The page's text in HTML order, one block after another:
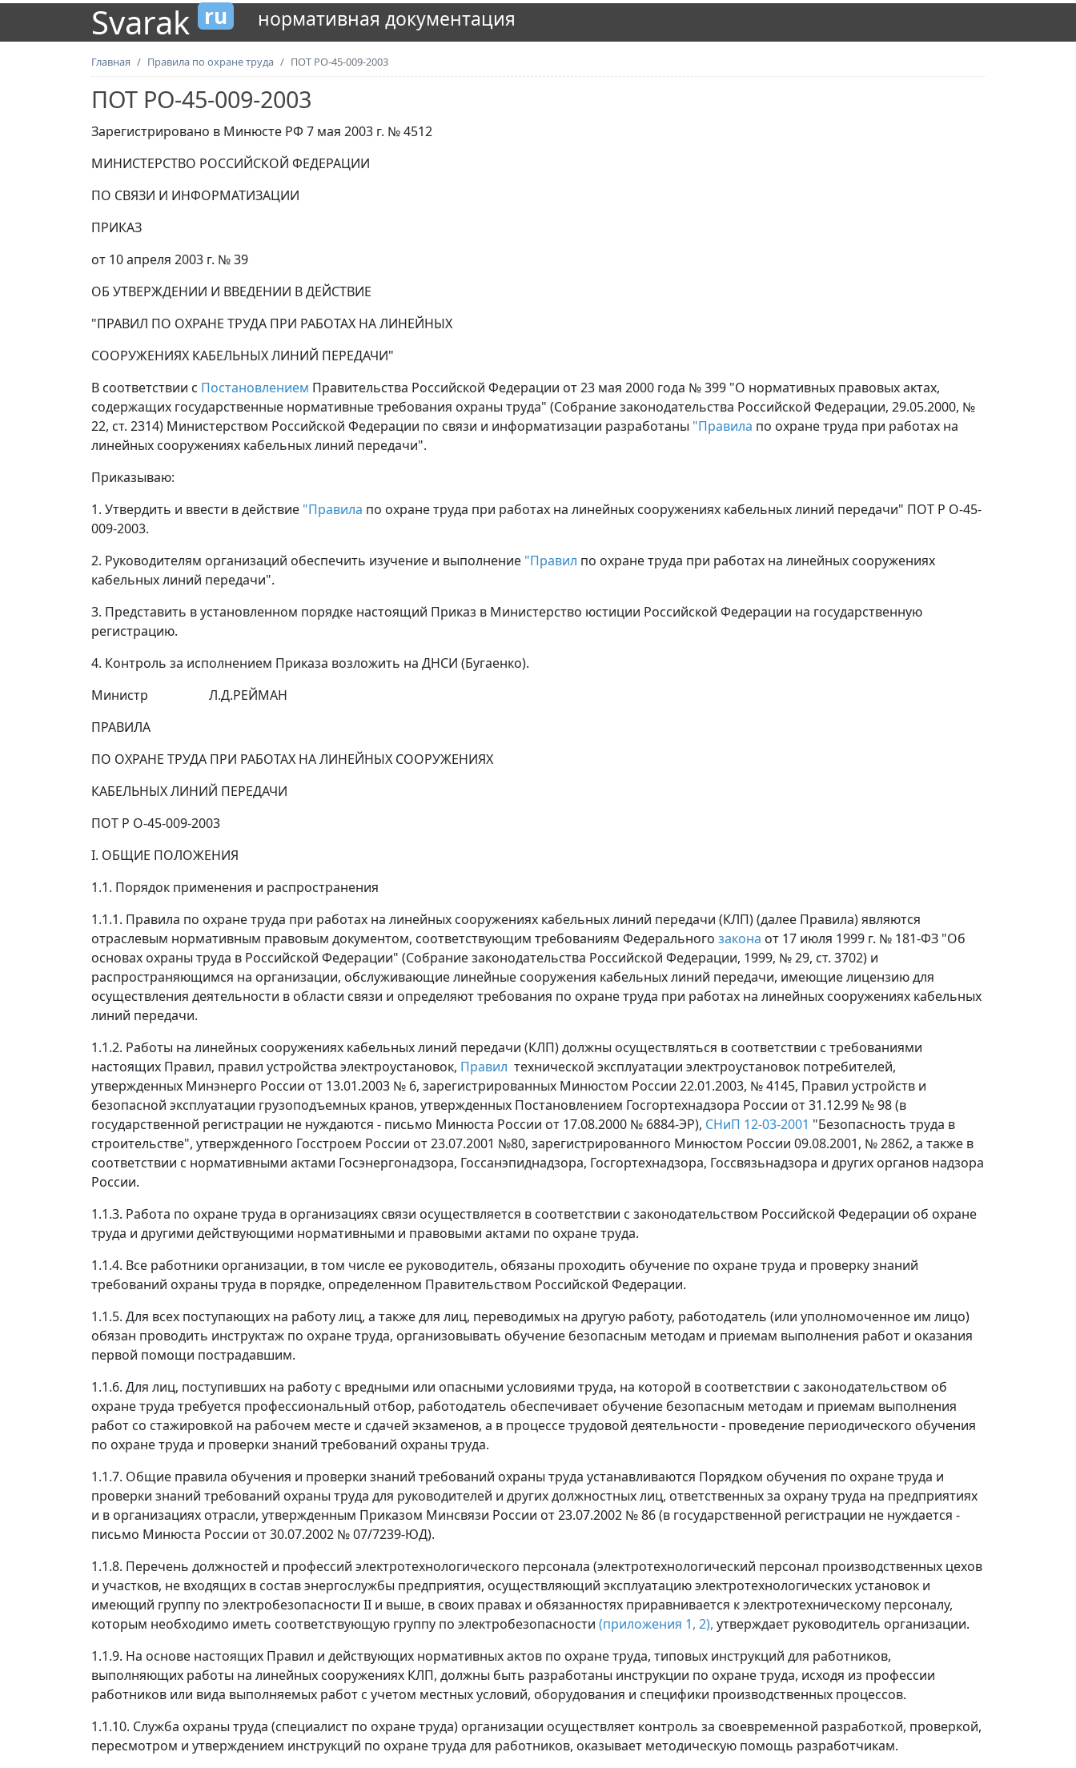
Svarak ru нормативная документация
Главная Правила по охране труда ПОТ РО-45-009-2003
ПОТ РО-45-009-2003
Зарегистрировано в Минюсте РФ 7 мая 2003 г. № 4512
МИНИСТЕРСТВО РОССИЙСКОЙ ФЕДЕРАЦИИ
ПО СВЯЗИ И ИНФОРМАТИЗАЦИИ
ПРИКАЗ
от 10 апреля 2003 г. № 39
ОБ УТВЕРЖДЕНИИ И ВВЕДЕНИИ В ДЕЙСТВИЕ
"ПРАВИЛ ПО ОХРАНЕ ТРУДА ПРИ РАБОТАХ НА ЛИНЕЙНЫХ
СООРУЖЕНИЯХ КАБЕЛЬНЫХ ЛИНИЙ ПЕРЕДАЧИ"
В соответствии с Постановлением Правительства Российской Федерации от 23 мая 2000 года № 399 "О нормативных правовых актах,
содержащих государственные нормативные требования охраны труда" (Собрание законодательства Российской Федерации, 29.05.2000, №
22, ст. 2314) Министерством Российской Федерации по связи и информатизации разработаны "Правила по охране труда при работах на
линейных сооружениях кабельных линий передачи".
Приказываю:
1. Утвердить и ввести в действие "Правила по охране труда при работах на линейных сооружениях кабельных линий передачи" ПОТ Р О-45-
009-2003.
2. Руководителям организаций обеспечить изучение и выполнение "Правил по охране труда при работах на линейных сооружениях
кабельных линий передачи".
3. Представить в установленном порядке настоящий Приказ в Министерство юстиции Российской Федерации на государственную
регистрацию.
4. Контроль за исполнением Приказа возложить на ДНСИ (Бугаенко).
Министр Л.Д.РЕЙМАН
ПРАВИЛА
ПО ОХРАНЕ ТРУДА ПРИ РАБОТАХ НА ЛИНЕЙНЫХ СООРУЖЕНИЯХ
КАБЕЛЬНЫХ ЛИНИЙ ПЕРЕДАЧИ
ПОТ Р О-45-009-2003
I. ОБЩИЕ ПОЛОЖЕНИЯ
1.1. Порядок применения и распространения
1.1.1. Правила по охране труда при работах на линейных сооружениях кабельных линий передачи (КЛП) (далее Правила) являются
отраслевым нормативным правовым документом, соответствующим требованиям Федерального закона от 17 июля 1999 г. № 181-ФЗ "Об
основах охраны труда в Российской Федерации" (Собрание законодательства Российской Федерации, 1999, № 29, ст. 3702) и
распространяющимся на организации, обслуживающие линейные сооружения кабельных линий передачи, имеющие лицензию для
осуществления деятельности в области связи и определяют требования по охране труда при работах на линейных сооружениях кабельных
линий передачи.
1.1.2. Работы на линейных сооружениях кабельных линий передачи (КЛП) должны осуществляться в соответствии с требованиями
настоящих Правил, правил устройства электроустановок, Правил технической эксплуатации электроустановок потребителей,
утвержденных Минэнерго России от 13.01.2003 № 6, зарегистрированных Минюстом России 22.01.2003, № 4145, Правил устройств и
безопасной эксплуатации грузоподъемных кранов, утвержденных Постановлением Госгортехнадзора России от 31.12.99 № 98 (в
государственной регистрации не нуждаются - письмо Минюста России от 17.08.2000 № 6884-ЭР), СНиП 12-03-2001 "Безопасность труда в
строительстве", утвержденного Госстроем России от 23.07.2001 №80, зарегистрированного Минюстом России 09.08.2001, № 2862, а также в
соответствии с нормативными актами Госэнергонадзора, Госсанэпиднадзора, Госгортехнадзора, Госсвязьнадзора и других органов надзора
России.
1.1.3. Работа по охране труда в организациях связи осуществляется в соответствии с законодательством Российской Федерации об охране
труда и другими действующими нормативными и правовыми актами по охране труда.
1.1.4. Все работники организации, в том числе ее руководитель, обязаны проходить обучение по охране труда и проверку знаний
требований охраны труда в порядке, определенном Правительством Российской Федерации.
1.1.5. Для всех поступающих на работу лиц, а также для лиц, переводимых на другую работу, работодатель (или уполномоченное им лицо)
обязан проводить инструктаж по охране труда, организовывать обучение безопасным методам и приемам выполнения работ и оказания
первой помощи пострадавшим.
1.1.6. Для лиц, поступивших на работу с вредными или опасными условиями труда, на которой в соответствии с законодательством об
охране труда требуется профессиональный отбор, работодатель обеспечивает обучение безопасным методам и приемам выполнения
работ со стажировкой на рабочем месте и сдачей экзаменов, а в процессе трудовой деятельности - проведение периодического обучения
по охране труда и проверки знаний требований охраны труда.
1.1.7. Общие правила обучения и проверки знаний требований охраны труда устанавливаются Порядком обучения по охране труда и
проверки знаний требований охраны труда для руководителей и других должностных лиц, ответственных за охрану труда на предприятиях
и в организациях отрасли, утвержденным Приказом Минсвязи России от 23.07.2002 № 86 (в государственной регистрации не нуждается -
письмо Минюста России от 30.07.2002 № 07/7239-ЮД).
1.1.8. Перечень должностей и профессий электротехнологического персонала (электротехнологический персонал производственных цехов
и участков, не входящих в состав энергослужбы предприятия, осуществляющий эксплуатацию электротехнологических установок и
имеющий группу по электробезопасности II и выше, в своих правах и обязанностях приравнивается к электротехническому персоналу,
которым необходимо иметь соответствующую группу по электробезопасности (приложения 1, 2), утверждает руководитель организации.
1.1.9. На основе настоящих Правил и действующих нормативных актов по охране труда, типовых инструкций для работников,
выполняющих работы на линейных сооружениях КЛП, должны быть разработаны инструкции по охране труда, исходя из профессии
работников или вида выполняемых работ с учетом местных условий, оборудования и специфики производственных процессов.
1.1.10. Служба охраны труда (специалист по охране труда) организации осуществляет контроль за своевременной разработкой, проверкой,
пересмотром и утверждением инструкций по охране труда для работников, оказывает методическую помощь разработчикам.